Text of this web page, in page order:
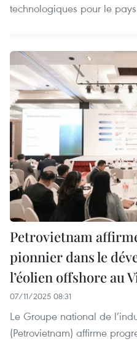
technologiques pour le
Petrovietnam
pionnier dans le
l’éolien offshore au
07/11/2025 08:31
Le Groupe national de
(Petrovietnam) affirme